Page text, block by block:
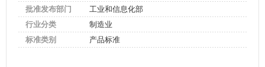
批准发布部门
工业和信息化部
行业分类
制造业
标准类别
产品标准